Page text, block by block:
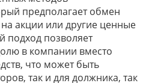
предполагает обмен
акции или другие ценные
подход позволяет
в компании вместо
что может быть
так и для должника, так